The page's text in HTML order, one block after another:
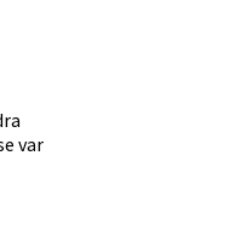
var